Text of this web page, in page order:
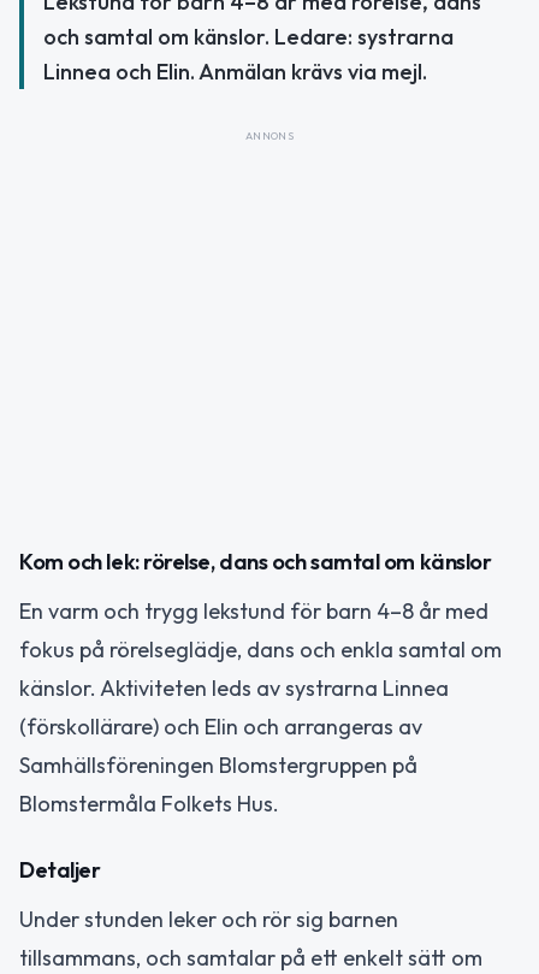
och samtal om känslor. Ledare: systrarna
Linnea och Elin. Anmälan krävs via mejl.
ANNONS
Kom och lek: rörelse, dans och samtal om känslor
En varm och trygg lekstund för barn 4–8 år med
fokus på rörelseglädje, dans och enkla samtal om
känslor. Aktiviteten leds av systrarna Linnea
(förskollärare) och Elin och arrangeras av
Samhällsföreningen Blomstergruppen på
Blomstermåla Folkets Hus.
Detaljer
Under stunden leker och rör sig barnen
tillsammans, och samtalar på ett enkelt sätt om